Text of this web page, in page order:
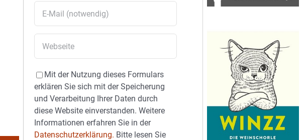
Mit der Nutzung dieses Formulars
erklären Sie sich mit der Speicherung
und Verarbeitung Ihrer Daten durch
diese Website einverstanden. Weitere
Informationen erfahren Sie in der
Datenschutzerklärung. Bitte lesen Sie